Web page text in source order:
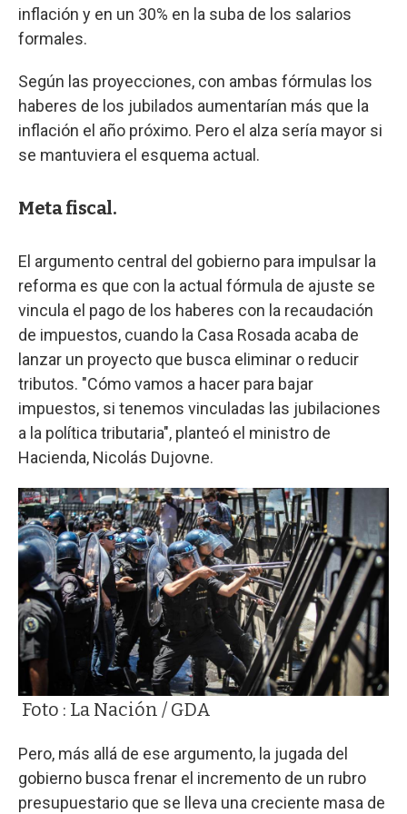
inflación y en un 30% en la suba de los salarios
formales.
Según las proyecciones, con ambas fórmulas los
haberes de los jubilados aumentarían más que la
inflación el año próximo. Pero el alza sería mayor si
se mantuviera el esquema actual.
Meta fiscal.
El argumento central del gobierno para impulsar la
reforma es que con la actual fórmula de ajuste se
vincula el pago de los haberes con la recaudación
de impuestos, cuando la Casa Rosada acaba de
lanzar un proyecto que busca eliminar o reducir
tributos. "Cómo vamos a hacer para bajar
impuestos, si tenemos vinculadas las jubilaciones
a la política tributaria", planteó el ministro de
Hacienda, Nicolás Dujovne.
Foto : La Nación / GDA
Pero, más allá de ese argumento, la jugada del
gobierno busca frenar el incremento de un rubro
presupuestario que se lleva una creciente masa de